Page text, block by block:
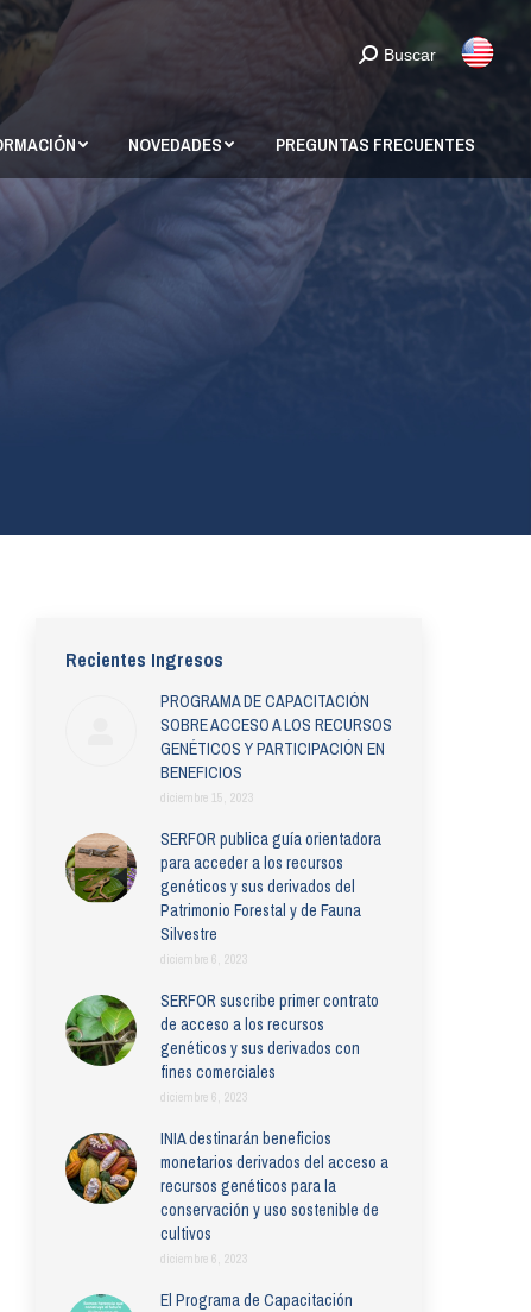
Buscar
NOVEDADES PREGUNTAS FRECUENTES
Recientes Ingresos
PROGRAMA DE CAPACITACIÓN
SOBRE ACCESO A LOS RECURSOS
GENÉTICOS Y PARTICIPACIÓN EN
BENEFICIOS
diciembre 15, 2023
SERFOR publica guía orientadora
para acceder a los recursos
genéticos y sus derivados del
Patrimonio Forestal y de Fauna
Silvestre
diciembre 6, 2023
SERFOR suscribe primer contrato
de acceso a los recursos
genéticos y sus derivados con
fines comerciales
diciembre 6, 2023
INIA destinarán beneficios
monetarios derivados del acceso a
recursos genéticos para la
conservación y uso sostenible de
cultivos
diciembre 6, 2023
El Programa de Capacitación
INFORMACIÓN PREGUNTAS FRECUENTES